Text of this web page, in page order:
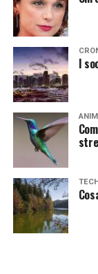
notizie del
I